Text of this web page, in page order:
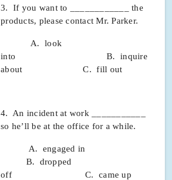
3. If you want to ____________ the
products, please contact Mr. Parker.
A. look
into B. inquire
about C. fill out
4. An incident at work ___________
so he’ll be at the office for a while.
A. engaged in
B. dropped
off C. came up